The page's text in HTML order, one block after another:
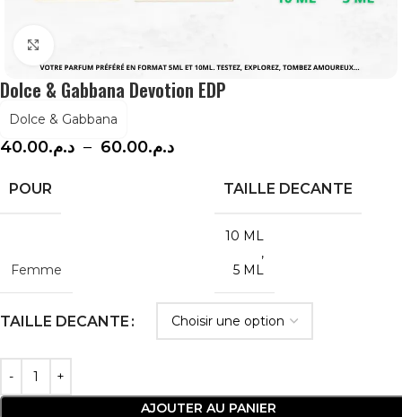
Dolce & Gabbana Devotion EDP
Dolce & Gabbana
د.م.40.00 – د.م.60.00
POUR
Femme
TAILLE DECANTE
10 ML
,
5 ML
TAILLE DECANTE
AJOUTER AU PANIER